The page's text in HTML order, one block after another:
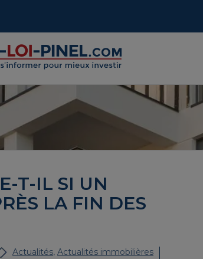
T-IL SI UN
LA FIN DES
Actualités, Actualités immobilières